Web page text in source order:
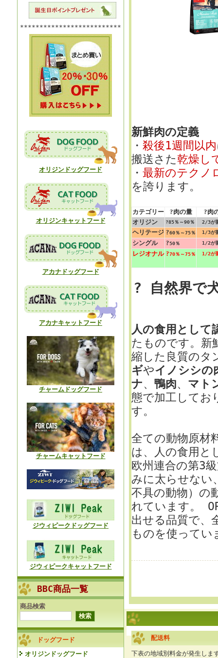
**************************
オリジンドッグフード
オリジンキャットフード
アカナドッグフード
アカナキャットフード
チャームドッグフード
チャームキャットフード
ジウィピークドッグフード
ジウィピークキャットフード
BBC商品一覧
商品検索
ドッグフード
オリジンドッグフード
新鮮肉の定義
・ 殺後1週間以内
搬送さた乾燥
・ 最新のテクノ
を誇ります。
カテゴリー ?肉の量
?肉
オリジン
?85％～90％ 2/3が
ヘリテージ ?60％～75％ 1/3が
シングル ?50％ 1/2が
レジオナル ?70％～75％ 1/2が
? 自然界で
人の食用として
たものです。新
縮した良質のタ
ギやイノシシの
ナ、 鴨肉、 マト
態で加工してお
す。
全ての動物原材
は、人の食用と
欧州連合の第3
みに太らせない
不具の動物）の
れています。
出せる品質で、
ものを使ってい
配送料
下表の地域別料金が発生し